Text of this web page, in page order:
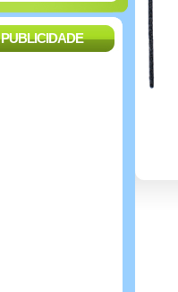
PUBLICIDADE